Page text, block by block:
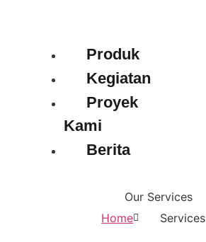
Produk
Kegiatan
Proyek
Kami
Berita
Our Services
Home
Services